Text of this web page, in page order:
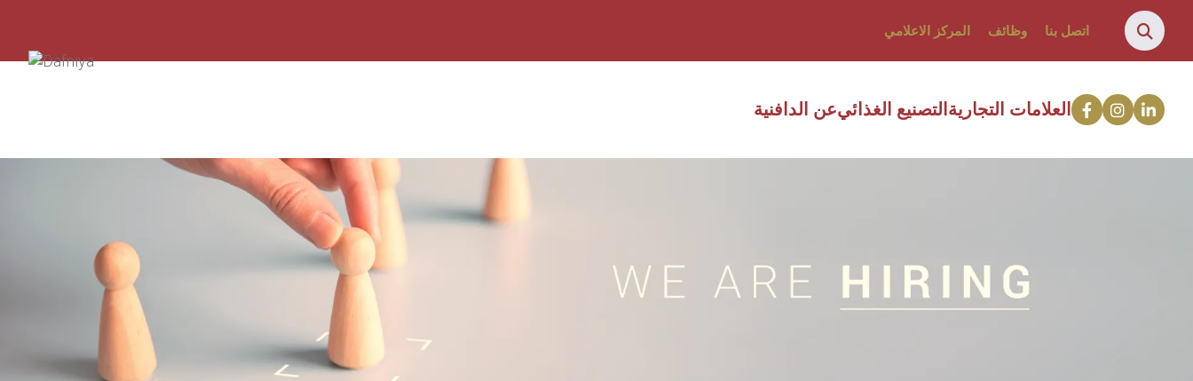
المركز الاعلامي وظائف اتصل بنا
عن الدافنيةالتصنيع الغذائي العلامات التجارية